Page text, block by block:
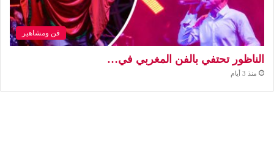
فن ومشاهير
الناظور تحتفي بالفن المغربي في…
منذ 3 أيام